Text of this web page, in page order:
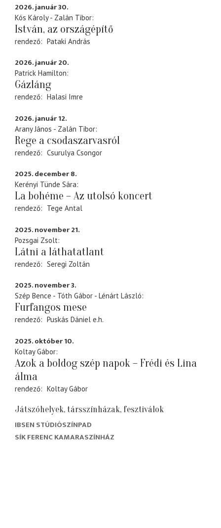
2026. január 30.
Kós Károly - Zalán Tibor
István, az országépítő
rendező Pataki András
2026. január 20.
Patrick Hamilton
Gázláng
rendező Halasi Imre
2026. január 12.
Arany János - Zalán Tibor
Rege a csodaszarvasról
rendező Csurulya Csongor
2025. december 8.
Kerényi Tünde Sára
La bohéme – Az utolsó koncert
rendező Tege Antal
2025. november 21.
Pozsgai Zsolt
Látni a láthatatlant
rendező Seregi Zoltán
2025. november 3.
Szép Bence - Tóth Gábor - Lénárt László
Furfangos mese
rendező Puskás Dániel e.h.
2025. október 10.
Koltay Gábor
Azok a boldog szép napok – Frédi és Lina
álma
rendező Koltay Gábor
Játszóhelyek, társszínházak, fesztiválok
IBSEN STÚDIÓSZÍNPAD
SÍK FERENC KAMARASZÍNHÁZ